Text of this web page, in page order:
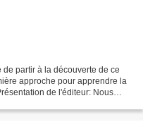
partir à la découverte de ce
approche pour apprendre la
de l'éditeur: Nous